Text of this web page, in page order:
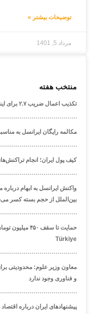
توضیحات بیشتر »
مرداد 5, 1401
منتخب هفته
تکذیب اعمال ضریب ۲.۷ برای اینترنت بین‌الملل از سوی سازمان تنظیم مقررات
مکالمه رایگان ایرانسل به
کیف پول ایران؛ انجام
واکنش ایرانسل به ابهام
بین‌الملل از حجم بسته کسر
Türkiye
معاون وزیر علوم: محدودیتی
و فناوری وجود ندارد
پیشنهادهای ایران درباره